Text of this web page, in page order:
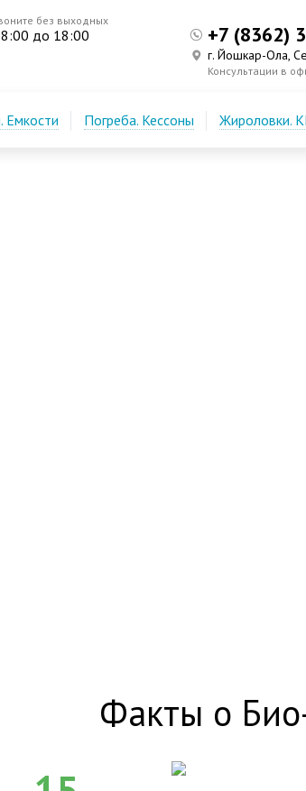
без выходных
до 18:00 +7 (8362)
г. Йошкар-Ола,
Консультации в
Емкости Погреба. Кессоны Жироловки.
Факты о